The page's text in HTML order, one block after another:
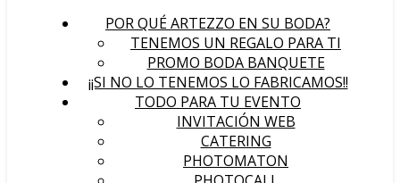
POR QUÉ ARTEZZO EN SU BODA?
TENEMOS UN REGALO PARA TI
PROMO BODA BANQUETE
¡¡SI NO LO TENEMOS LO FABRICAMOS!!
TODO PARA TU EVENTO
INVITACIÓN WEB
CATERING
PHOTOMATON